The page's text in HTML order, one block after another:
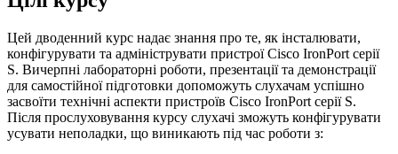
Цей дводенний курс надає знання про те, як інсталювати,
конфігурувати та адмініструвати пристрої Cisco IronPort серії
S. Вичерпні лабораторні роботи, презентації та демонстрації
для самостійної підготовки допоможуть слухачам успішно
засвоїти технічні аспекти пристроїв Cisco IronPort серії S.
Після прослуховування курсу слухачі зможуть конфігурувати
усувати неполадки, що виникають під час роботи з: